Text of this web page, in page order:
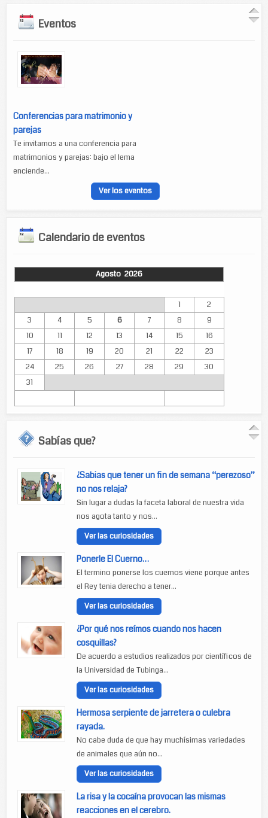
Eventos
Conferencias para matrimonio y
parejas
Te invitamos a una conferencia para
matrimonios y parejas: bajo el lema
enciende...
Ver los eventos
Calendario de eventos
Agosto 2026
1
2
3
4 5 6 7 8
9
10
11 12 13 14 15
16
17
18 19 20 21 22
23
24
25 26 27 28 29
30
31
Sabías que?
¿Sabias que tener un fin de semana “perezoso”
no nos relaja?
Sin lugar a dudas la faceta laboral de nuestra vida
nos agota tanto y nos...
Ver las curiosidades
Ponerle El Cuerno…
El termino ponerse los cuernos viene porque antes
el Rey tenia derecho a tener...
Ver las curiosidades
¿Por qué nos reímos cuando nos hacen
cosquillas?
De acuerdo a estudios realizados por científicos de
la Universidad de Tubinga...
Ver las curiosidades
Hermosa serpiente de jarretera o culebra
rayada.
No cabe duda de que hay muchísimas variedades
de animales que aún no...
Ver las curiosidades
La risa y la cocaína provocan las mismas
reacciones en el cerebro.